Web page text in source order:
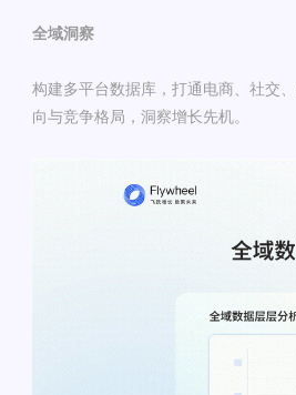
全域洞察
构建多平台数据库，打通电商、社交
向与竞争格局，洞察增长先机。